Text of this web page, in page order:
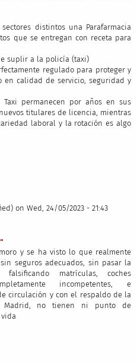
distintos una Parafarmacia
que se entregan con receta para
suplir a la policía (taxi)
regulado para proteger y
en calidad de servicio, seguridad y
Taxi permanecen por años en sus
titulares de licencia, mientras
laboral y la rotación es algo
on Wed, 24/05/2023 - 21:43
y se ha visto lo que realmente
seguros adecuados, sin pasar la
matrículas, coches
incompetentes, e
circulación y con el respaldo de la
Madrid, no tienen ni punto de